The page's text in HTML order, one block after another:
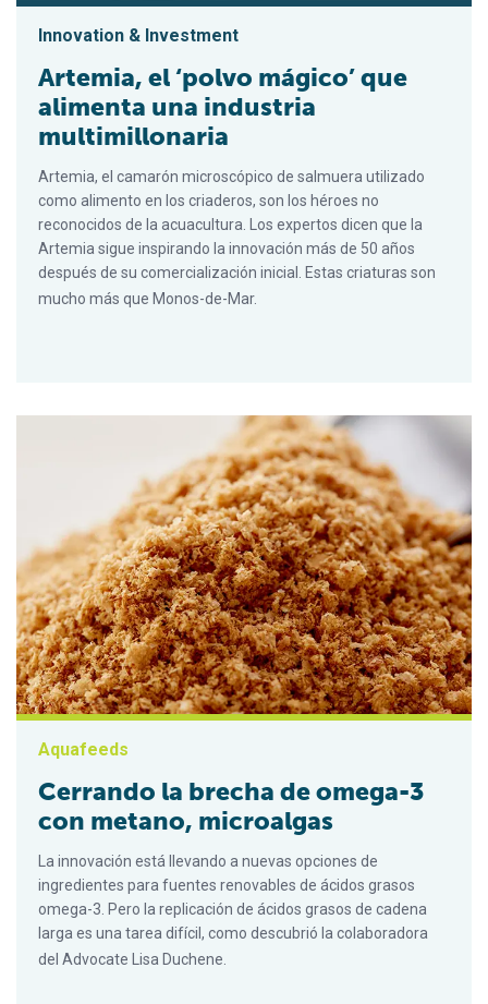
Innovation & Investment
Artemia, el ‘polvo mágico’ que
alimenta una industria
multimillonaria
Artemia, el camarón microscópico de salmuera utilizado
como alimento en los criaderos, son los héroes no
reconocidos de la acuacultura. Los expertos dicen que la
Artemia sigue inspirando la innovación más de 50 años
después de su comercialización inicial. Estas criaturas son
mucho más que Monos-de-Mar.
Aquafeeds
Cerrando la brecha de omega-3
con metano, microalgas
La innovación está llevando a nuevas opciones de
ingredientes para fuentes renovables de ácidos grasos
omega-3. Pero la replicación de ácidos grasos de cadena
larga es una tarea difícil, como descubrió la colaboradora
del Advocate Lisa Duchene.